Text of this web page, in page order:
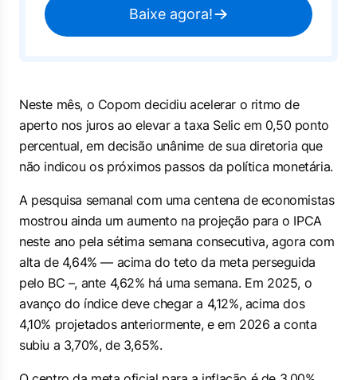
Baixe agora!
Neste mês, o Copom decidiu acelerar o ritmo de
aperto nos juros ao elevar a taxa Selic em 0,50 ponto
percentual, em decisão unânime de sua diretoria que
não indicou os próximos passos da política monetária.
A pesquisa semanal com uma centena de economistas
mostrou ainda um aumento na projeção para o IPCA
neste ano pela sétima semana consecutiva, agora com
alta de 4,64% — acima do teto da meta perseguida
pelo BC –, ante 4,62% há uma semana. Em 2025, o
avanço do índice deve chegar a 4,12%, acima dos
4,10% projetados anteriormente, e em 2026 a conta
subiu a 3,70%, de 3,65%.